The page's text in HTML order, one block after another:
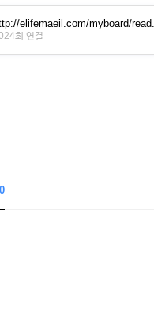
elifemaeil.com/myboard/
회 연결